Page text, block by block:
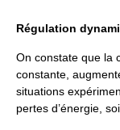
Régulation
On constate que la
constante,
situations
pertes d’énergie,